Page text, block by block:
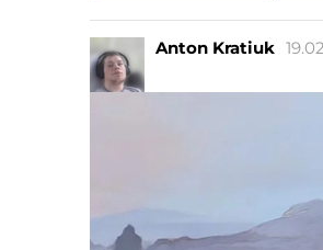
Anton Kratiuk